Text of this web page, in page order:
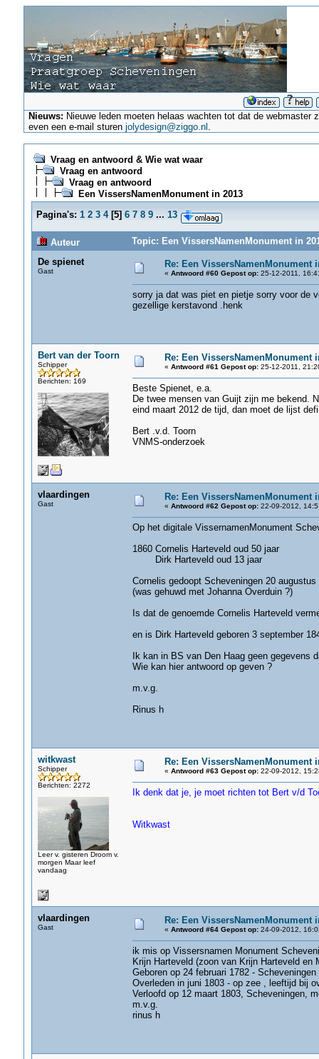
Nieuws: Nieuwe leden moeten helaas wachten tot dat de
even een e-mail sturenjolydesign@ziggo.nl .
Vraag en antwoord & Wie wat waar
Vraag en antwoord
Vraag en antwoord
Een VissersNamenMonument in 2013
Pagina's: 1 2 3 4[5] 6 7 8 9 ... 13
Auteur
Topic: Een VissersNamenMonument in
De spienet
Gast
Re: Een VissersNamenMonument
« Antwoord #60 Gepost op:25-12-2011,
sorry ja dat was piet en pietje sorry voor de
gezellige kerstavond .henk
Bert van der Toorn
Schipper
Berichten: 169
Re: Een VissersNamenMonument
« Antwoord #61 Gepost op:25-12-2011,
Beste Spienet, e.a.
De twee mensen van Guijt zijn me bekend.
eind maart 2012 de tijd, dan moet de lijst
Bert .v.d. Toorn
VNMS-onderzoek
vlaardingen
Gast
Re: Een VissersNamenMonument
« Antwoord #62 Gepost op:22-09-2012,
Op het digitale VissernamenMonument
1860 Cornelis Harteveld oud 50 jaar
Dirk Harteveld oud 13 jaar
Cornelis gedoopt Scheveningen 20 augustus
(was gehuwd met Johanna Overduin ?)
Is dat de genoemde Cornelis Harteveld
en is Dirk Harteveld geboren 3 september
Ik kan in BS van Den Haag geen gegevens
Wie kan hier antwoord op geven ?
m.v.g.
Rinus h
witkwast
Schipper
Berichten: 2272
Leer v. gisteren Droom v.
morgen Maar leef
vandaag
Re: Een VissersNamenMonument
« Antwoord #63 Gepost op:22-09-2012,
Ik denk dat je, je moet richten tot Bert v/d
Witkwast
vlaardingen
Gast
Re: Een VissersNamenMonument
« Antwoord #64 Gepost op:24-09-2012,
ik mis op Vissersnamen Monument
Krijn Harteveld (zoon van Krijn Harteveld en
Geboren op 24 februari 1782 - Scheveningen
Overleden in juni 1803 - op zee , leeftijd bij
Verloofd op 12 maart 1803, Scheveningen,
m.v.g.
rinus h